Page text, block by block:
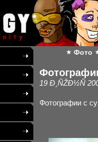
Фото
19 Ð¸ÑŽÐ½Ñ
Фотографии с